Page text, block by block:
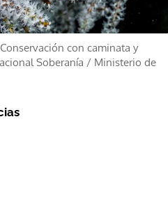
con caminata y
Soberanía / Ministerio de